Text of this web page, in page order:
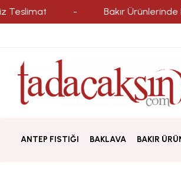
Bakır Ürünlerinde
ANTEP FISTIĞI BAKLAVA BAKIR